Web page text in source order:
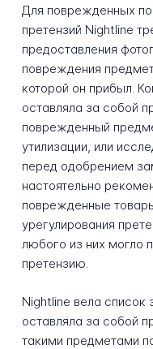
Для поврежденных
претензий Nightline
предоставления
повреждения
которой он прибыл.
оставляла за собой
поврежденный
утилизации, или
перед одобрением
настоятельно
поврежденные
урегулирования
любого из них могло
претензию.
Nightline вела
оставляла за собой
такими предметами